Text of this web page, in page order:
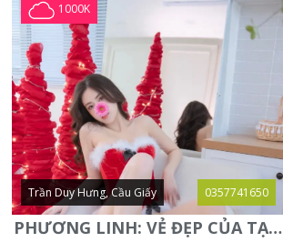
1000K
Trần Duy Hưng, Cầu Giấy 0357741650
PHƯƠNG LINH: VẺ ĐẸP CỦA TẠO HÓA, XINH ĐẸP, SEXY, QUYỄN RŨ